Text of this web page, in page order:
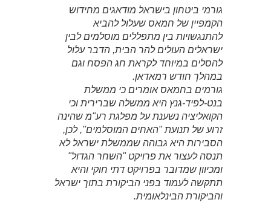
גורמי ביטחון בישראל מודאגים מחידוש
הקמפיין של חמאס שעלול להביא
להתנגשויות בין מתפללים מוסלמים לבין
ישראלים העולים להר הבית, הדבר עלול
להסלים במיוחד לקראת חג הפסח וגם
במהלך חודש רמאדאן.
גורמים בחמאס אומרים כי ממשלת
בנט-לפיד-גנץ היא ממשלה שברירית וכי
הקואליציה נשענת על מפלגת רע"מ שהינה
זרוע של תנועת "האחים המוסלמים", לכן,
הסבירות היא גבוהה שממשלת ישראל לא
תנסה לעצור את פרויקט "השחר הגדול"
ומכיוון שמדובר בפרויקט דתי חוקי והיא
תתקשה לעמוד בפני הביקורת בתוך ישראל
והביקורת הבינלאומית.